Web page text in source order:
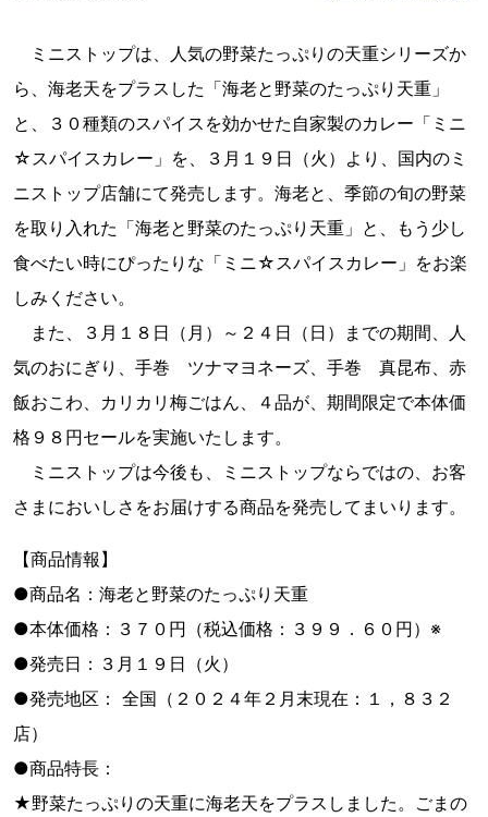
ミニストップは、人気の野菜たっぷりの天重シリーズか
ら、海老天をプラスした「海老と野菜のたっぷり天重」
と、３０種類のスパイスを効かせた自家製のカレー「ミニ
☆スパイスカレー」を、３月１９日（火）より、国内のミ
ニストップ店舗にて発売します。海老と、季節の旬の野菜
を取り入れた「海老と野菜のたっぷり天重」と、もう少し
食べたい時にぴったりな「ミニ☆スパイスカレー」をお楽
しみください。
また、３月１８日（月）～２４日（日）までの期間、人
気のおにぎり、手巻 ツナマヨネーズ、手巻 真昆布、赤
飯おこわ、カリカリ梅ごはん、４品が、期間限定で本体価
格９８円セールを実施いたします。
ミニストップは今後も、ミニストップならではの、お客
さまにおいしさをお届けする商品を発売してまいります。
【商品情報】
●商品名：海老と野菜のたっぷり天重
●本体価格：３７０円（税込価格：３９９．６０円）※
●発売日：３月１９日（火）
●発売地区： 全国（２０２４年２月末現在：１，８３２
店）
●商品特長：
★野菜たっぷりの天重に海老天をプラスしました。ごまの